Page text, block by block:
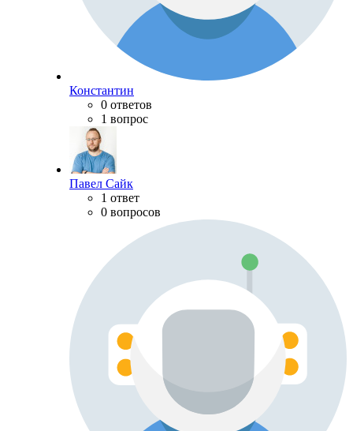
Константин
0 ответов
1 вопрос
Павел Сайк
1 ответ
0 вопросов